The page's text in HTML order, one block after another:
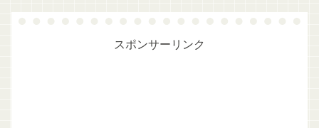
スポンサーリンク